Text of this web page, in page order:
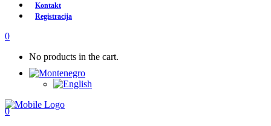
Kontakt
Registracija
0
No products in the cart.
0